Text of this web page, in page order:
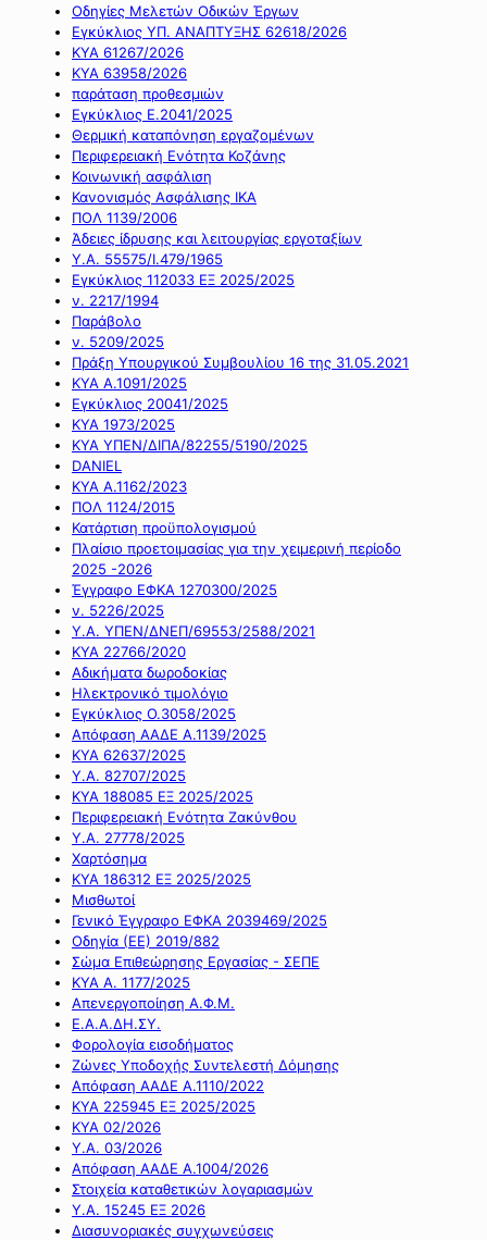
Οδηγίες Μελετών Οδικών Έργων
Εγκύκλιος ΥΠ. ΑΝΑΠΤΥΞΗΣ 62618/2026
ΚΥΑ 61267/2026
ΚΥΑ 63958/2026
παράταση προθεσμιών
Εγκύκλιος Ε.2041/2025
Θερμική καταπόνηση εργαζομένων
Περιφερειακή Ενότητα Κοζάνης
Κοινωνική ασφάλιση
Κανονισμός Ασφάλισης ΙΚΑ
ΠΟΛ 1139/2006
Άδειες ίδρυσης και λειτουργίας εργοταξίων
Υ.Α. 55575/Ι.479/1965
Εγκύκλιος 112033 ΕΞ 2025/2025
ν. 2217/1994
Παράβολο
ν. 5209/2025
Πράξη Υπουργικού Συμβουλίου 16 της 31.05.2021
ΚΥΑ Α.1091/2025
Εγκύκλιος 20041/2025
ΚΥΑ 1973/2025
ΚΥΑ ΥΠΕΝ/ΔΙΠΑ/82255/5190/2025
DANIEL
ΚΥΑ Α.1162/2023
ΠΟΛ 1124/2015
Κατάρτιση προϋπολογισμού
Πλαίσιο προετοιμασίας για την χειμερινή περίοδο
2025 -2026
Έγγραφο ΕΦΚΑ 1270300/2025
ν. 5226/2025
Υ.Α. ΥΠΕΝ/ΔΝΕΠ/69553/2588/2021
ΚΥΑ 22766/2020
Αδικήματα δωροδοκίας
Ηλεκτρονικό τιμολόγιο
Εγκύκλιος Ο.3058/2025
Απόφαση ΑΑΔΕ Α.1139/2025
ΚΥΑ 62637/2025
Υ.Α. 82707/2025
ΚΥΑ 188085 ΕΞ 2025/2025
Περιφερειακή Ενότητα Ζακύνθου
Υ.Α. 27778/2025
Χαρτόσημα
ΚΥΑ 186312 ΕΞ 2025/2025
Μισθωτοί
Γενικό Έγγραφο ΕΦΚΑ 2039469/2025
Οδηγία (ΕΕ) 2019/882
Σώμα Επιθεώρησης Εργασίας - ΣΕΠΕ
ΚΥΑ Α. 1177/2025
Απενεργοποίηση Α.Φ.Μ.
Ε.Α.Α.ΔΗ.ΣΥ.
Φορολογία εισοδήματος
Ζώνες Υποδοχής Συντελεστή Δόμησης
Απόφαση ΑΑΔΕ Α.1110/2022
ΚΥΑ 225945 ΕΞ 2025/2025
ΚΥΑ 02/2026
Υ.Α. 03/2026
Απόφαση ΑΑΔΕ Α.1004/2026
Στοιχεία καταθετικών λογαριασμών
Υ.Α. 15245 ΕΞ 2026
Διασυνοριακές συγχωνεύσεις